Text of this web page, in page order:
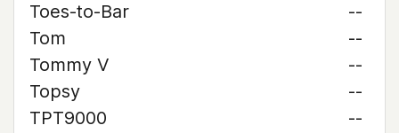
Toes-to-Bar
--
Tom
--
Tommy V
--
Topsy
--
TPT9000
--